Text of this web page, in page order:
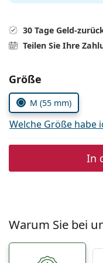
Persol
Prada
Alle Marken
Alle Pflegemittel
30 Tage Geld-
Teilen Sie Ihre
Parameter
Größe
M (55 mm)
Welche Größe habe
In
Warum Sie bei